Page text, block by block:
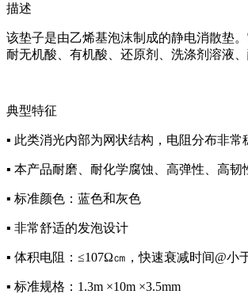
描述
该垫子是由乙烯基泡沫制成的静电消散垫
耐无机酸、有机酸、还原剂、洗涤剂溶液
典型特征
▪ 此类消光内部为网状结构，电阻分布非常
▪ 本产品耐磨、耐化学腐蚀、高弹性、高韧
▪ 标准颜色：蓝色和灰色
▪ 非常舒适的发泡设计
▪ 体积电阻：≤107Ω㎝，快速衰减时间@小
▪ 标准规格：1.3m ×10m ×3.5mm